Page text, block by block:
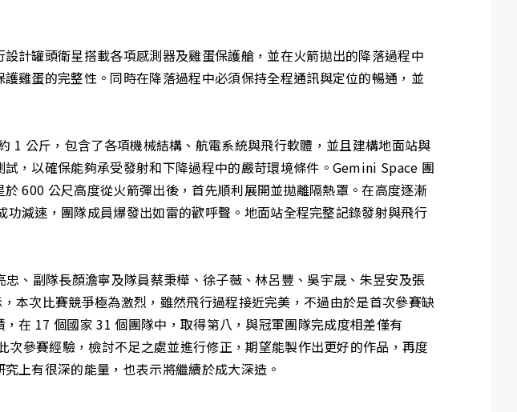
計罐頭衛星搭載各項感測器及雞蛋保護艙，並在火箭拋出的降落過程中
雞蛋的完整性。同時在降落過程中必須保持全程通訊與定位的暢通，並
公斤，包含了各項機械結構、航電系統與飛行軟體，並且建構地面站與
，以確保能夠承受發射和下降過程中的嚴苛環境條件。Gemini Space 團
600 公尺高度從火箭彈出後，首先順利展開並拋離隔熱罩。在高度逐漸
減速，團隊成員爆發出如雷的歡呼聲。地面站全程完整記錄發射與飛行
、副隊長顏澹寧及隊員蔡秉樺、徐子薇、林呂豐、吳宇晟、朱昱安及張
本次比賽競爭極為激烈，雖然飛行過程接近完美，不過由於是首次參賽缺
在 17 個國家 31 個團隊中，取得第八，與冠軍團隊完成度相差僅有
參賽經驗，檢討不足之處並進行修正，期望能製作出更好的作品，再度
上有很深的能量，也表示將繼續於成大深造。